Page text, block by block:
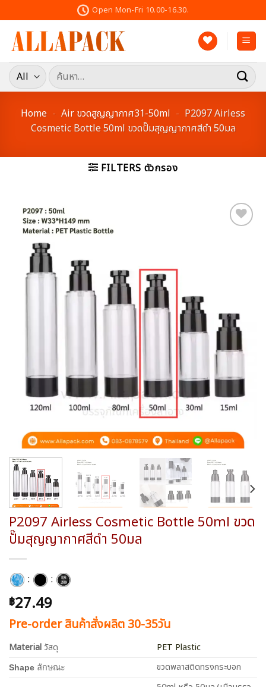
to
content
Open Mon-Fri 10.00-16.30.
ค้นหา:
Home - Air ขวดสูญญากาศ31-50ml - P2097 Airless
Cosmetic Bottle 50ml ขวดปั๊มสุญญากาศสีดำ 50มล
FILTERS ตัวกรอง
P2097 Airless Cosmetic Bottle 50ml ขวด
ปั๊มสุญญากาศสีดำ 50มล
: :
฿27.49
Pre-order สินค้าสั่งผลิต 30-35วัน
Material วัสดุ PET Plastic
Shape ลักษณะ ขวดพลาสติดทรงกระบอก